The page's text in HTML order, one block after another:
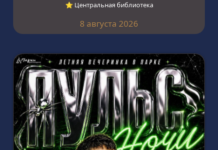
⭐︎ Центральная библиотека
8 августа 2026